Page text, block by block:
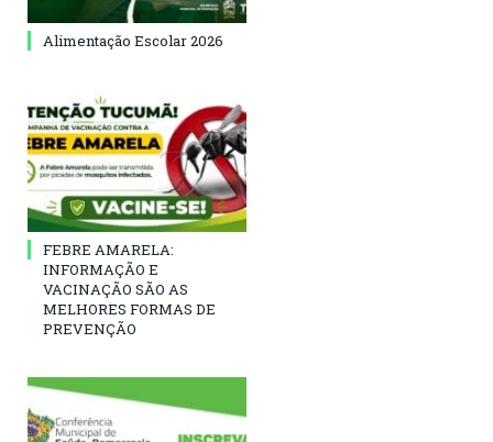
Alimentação Escolar 2026
FEBRE AMARELA:
INFORMAÇÃO E
VACINAÇÃO SÃO AS
MELHORES FORMAS DE
PREVENÇÃO